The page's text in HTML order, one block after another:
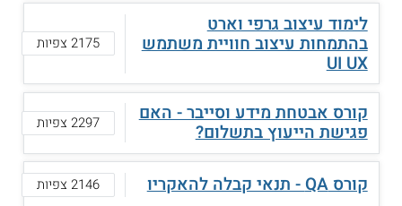
לימוד עיצוב גרפי וארט
בהתמחות עיצוב חוויית משתמש
UI UX
2175 צפיות
קורס אבטחת מידע וסייבר - האם
פגישת הייעוץ בתשלום? 2297 צפיות
קורס QA - תנאי קבלה להאקריו 2146 צפיות